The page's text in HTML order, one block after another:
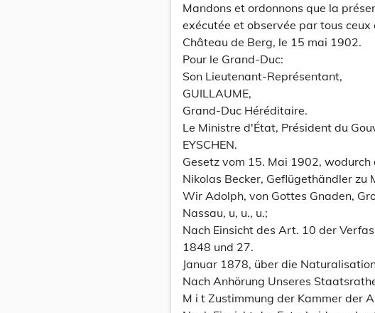
Mandons et ordonnons que la
exécutée et observée par tous ceux
Château de Berg, le 15 mai 1902.
Pour le Grand-Duc:
Son Lieutenant-Représentant,
GUILLAUME,
Grand-Duc Héréditaire.
Le Ministre d'État, Président du
EYSCHEN.
Gesetz vom 15. Mai 1902, wodurch
Nikolas Becker, Geflügethändler
Wir Adolph, von Gottes Gnaden,
Nassau, u, u., u.;
Nach Einsicht des Art. 10 der
1848 und 27.
Januar 1878, über die
Nach Anhörung Unseres
M i t Zustimmung der Kammer der